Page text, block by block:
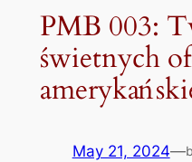
PMB 003:
świetnych
May 21, 2024—